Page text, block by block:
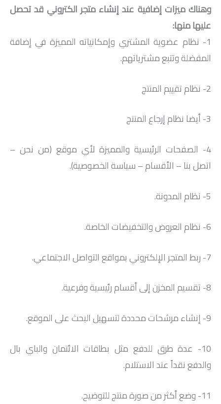
وهناك ميزات إضافية عند إنشاء متجر الكتروني قد تحصل
عليها منها:
1- نظام عضوية المشتري وإمكانياته المميزة في إضافة
المفضلة وتتبع مشترياتهم.
2- نظام تقييم المنتج
3- أيضا نظام إرجاع المنتج
4- الصفحات الرئيسية والمميزة لأي موقع (من نحن –
اتصل بنا – الأقسام – سياسة الخصوصية).
5- نظام المدونة.
6- نظام العروض والتخفيضات الخاصة.
7- ربط المتجر الإلكتروني بمواقع التواصل الاجتماعي.
8- تقسيم المخزن إلى أقسام رئيسية وفرعية.
9- إنشاء مرشحات محددة لتسهيل البحث على الموقع.
10- عدة طرق للدفع مثل بطاقات الائتمان والباي بال
والدفع نقداً عند الاستلام.
11- وضع أكثر من صورة منتج للتوضيح.